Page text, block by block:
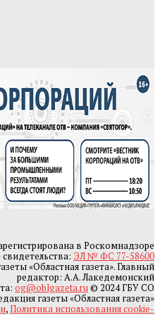
в Роскомнадзоре
свидетельства: ЭЛ № ФС 77-58600
«Областная газета». Главный
редактор: А.А. Лакедемонский
og@oblgazeta.ru© 2024 ГБУ СО
газеты «Областная газета»
,Политика использования cookie-